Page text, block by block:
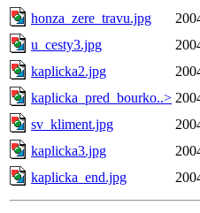
honza_zere_travu.jpg
u_cesty3.jpg
kaplicka2.jpg
kaplicka_pred_bourko..>
sv_kliment.jpg
kaplicka3.jpg
kaplicka_end.jpg